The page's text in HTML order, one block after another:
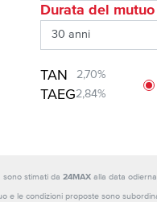
Durata del mutuo
TAN 2,70%
TAEG2,84%
sono stimati da 24MAXalla data odierna
le condizioni proposte sono